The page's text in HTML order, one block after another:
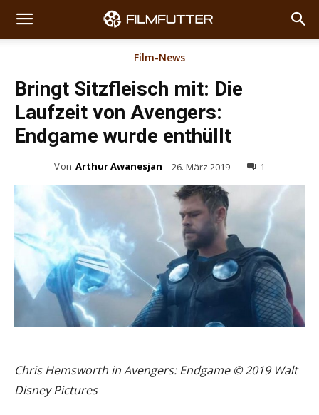
Film-News
Bringt Sitzfleisch mit: Die
Laufzeit von Avengers:
Endgame wurde enthüllt
Von Arthur Awanesjan 26. März 2019 1
Chris Hemsworth in Avengers: Endgame © 2019 Walt
Disney Pictures